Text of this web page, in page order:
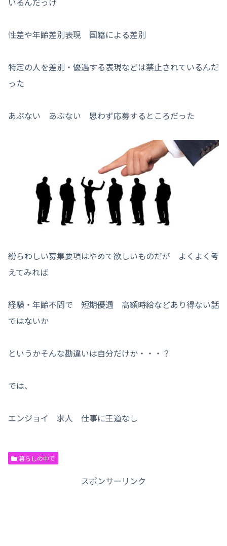
性差や年齢差別表現 国籍による差別
特定の人を差別・優遇する表現などは禁止されているんだ
った
あぶない あぶない 思わず応募するところだった
紛らわしい募集要項はやめて欲しいものだが よくよく考
えてみれば
経験・年齢不問で 短期優遇 高額時給などあり得ない話
ではないか
というかそんな勘違いは自分だけか・・・？
では、
エンジョイ 求人 仕事に王道なし
暮らしの中で
スポンサーリンク